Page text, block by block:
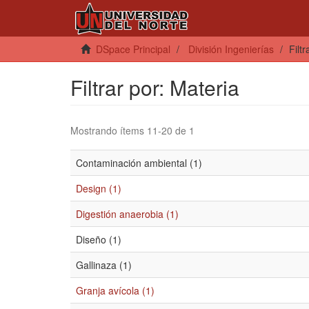
DSpace Principal División Ingenierías
Filtrar por: Materia
Mostrando ítems 11-20 de 1
Contaminación ambiental (1)
Design (1)
Digestión anaerobia (1)
Diseño (1)
Gallinaza (1)
Granja avícola (1)